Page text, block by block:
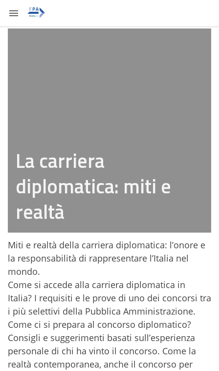
La carriera
diplomatica: miti e
realtà
Miti e realtà della carriera diplomatica: l’onore e
la responsabilità di rappresentare l’Italia nel
mondo.
Come si accede alla carriera diplomatica in
Italia? I requisiti e le prove di uno dei concorsi tra
i più selettivi della Pubblica Amministrazione.
Come ci si prepara al concorso diplomatico?
Consigli e suggerimenti basati sull’esperienza
personale di chi ha vinto il concorso. Come la
realtà contemporanea, anche il concorso per